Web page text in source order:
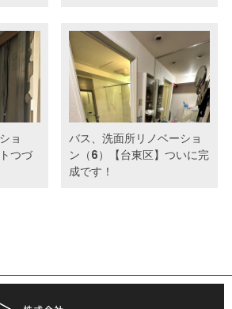
ョ
つづ
バス、洗面所リノベーショ
ン（6）【台東区】ついに完
成です！